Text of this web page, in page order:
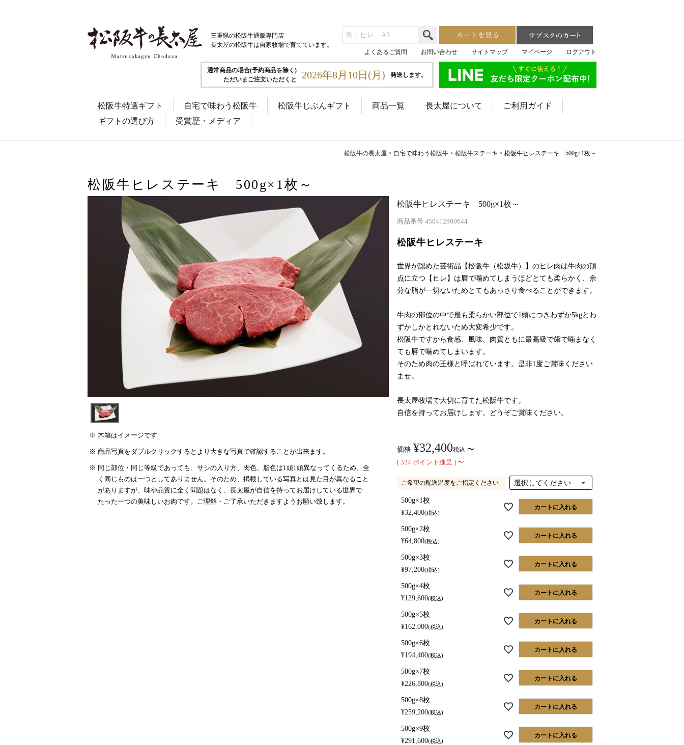
三重県の松阪牛通販専門店
長太屋の松阪牛は自家牧場で育てています。
よくあるご質問
お問い合わせ サイトマップ マイページ ログアウト
通常商品の場合(予約商品を除く)
ただいまご注文いただくと
2026年8月10日(月) 発送します。
松阪牛特選ギフト 自宅で味わう松阪牛 松阪牛じぶんギフト 商品一覧 長太屋について
ご利用ガイド
ギフトの選び方
受賞歴・メディア
松阪牛の長太屋 自宅で味わう松阪牛 松阪牛ステーキ 松阪牛ヒレステーキ 500g×1枚～
松阪牛ヒレステーキ 500g×1枚～
木箱はイメージです
商品写真をダブルクリックするとより大きな写真で確認することが出来ます。
同じ部位・同じ等級であっても、サシの入り方、肉色、脂色は1頭1頭異なってくるため、全
く同じものは一つとしてありません。そのため、掲載している写真とは見た目が異なること
がありますが、味や品質に全く問題はなく、長太屋が自信を持ってお届けしている世界で
たった一つの美味しいお肉です。ご理解・ご了承いただきますようお願い致します。
松阪牛ヒレステーキ 500g×1枚～
商品番号 450412900644
松阪牛ヒレステーキ
世界が認めた芸術品【松阪牛（松坂牛）】のヒレ肉は牛肉の頂
点に立つ【ヒレ】は唇で噛めてしまうほどとても柔らかく、余
分な脂が一切ないためとてもあっさり食べることができます。
牛肉の部位の中で最も柔らかい部位で1頭につきわずか5kgとわ
ずかしかとれないため大変希少です。
松阪牛ですから食感、風味、肉質ともに最高級で歯で噛まなく
ても唇で噛めてしまいます。
そのため肉の王様と呼ばれています。是非1度ご賞味ください
ませ。
長太屋牧場で大切に育てた松阪牛です。
自信を持ってお届けします。どうぞご賞味ください。
価格 ¥32,400税込 〜
[ 324 ポイント進呈 ] 〜
ご希望の配送温度をご指定ください
500g×1枚
¥32,400 税込
カートに入れる
500g×2枚
¥64,800 税込
カートに入れる
500g×3枚
¥97,200 税込
カートに入れる
500g×4枚
¥129,600 税込
カートに入れる
500g×5枚
¥162,000 税込
カートに入れる
500g×6枚
¥194,400 税込
カートに入れる
500g×7枚
¥226,800 税込
カートに入れる
500g×8枚
¥259,200 税込
カートに入れる
500g×9枚
¥291,600 税込
カートに入れる